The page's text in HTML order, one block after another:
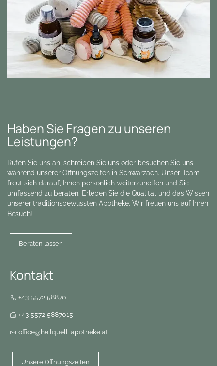
Haben Sie Fragen zu unseren
Leistungen?
Rufen Sie uns an, schreiben Sie uns oder besuchen Sie uns
während unserer Öffnungszeiten in Schwarzach. Unser Team
freut sich darauf, Ihnen persönlich weiterzuhelfen und Sie
umfassend zu beraten. Erleben Sie die Qualität und das Wissen
unserer traditionsbewussten Apotheke. Wir freuen uns auf Ihren
Besuch!
Beraten lassen
Kontakt
+43 5572 58870
+43 5572 5887015
office@heilquell-apotheke.at
Unsere Öffnungszeiten